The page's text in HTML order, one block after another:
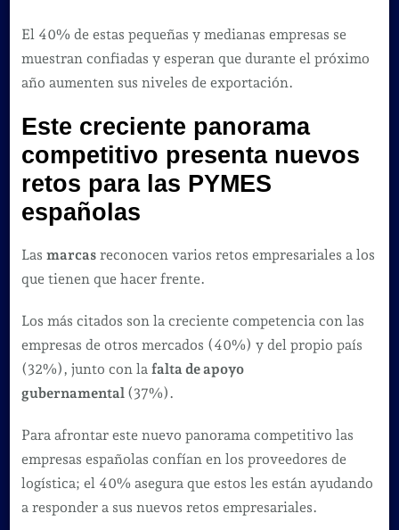
El 40% de estas pequeñas y medianas empresas se
muestran confiadas y esperan que durante el próximo
año aumenten sus niveles de exportación.
Este creciente panorama
competitivo presenta nuevos
retos para las PYMES
españolas
Las marcasreconocen varios retos empresariales a los
que tienen que hacer frente.
Los más citados son la creciente competencia con las
empresas de otros mercados (40%) y del propio país
(32%), junto con la falta de apoyo
gubernamental (37%).
Para afrontar este nuevo panorama competitivo las
empresas españolas confían en los proveedores de
logística; el 40% asegura que estos les están ayudando
a responder a sus nuevos retos empresariales.